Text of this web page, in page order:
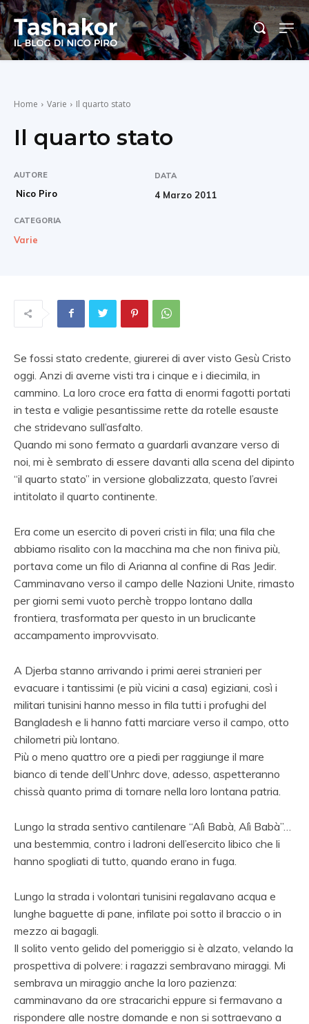
Home Varie Il quarto stato
Il quarto stato
AUTORE
Nico Piro
DATA
4 Marzo 2011
CATEGORIA
Varie
Se fossi stato credente, giurerei di aver visto Gesù Cristo
oggi. Anzi di averne visti tra i cinque e i diecimila, in
cammino. La loro croce era fatta di enormi fagotti portati
in testa e valigie pesantissime rette da rotelle esauste
che stridevano sull’asfalto.
Quando mi sono fermato a guardarli avanzare verso di
noi, mi è sembrato di essere davanti alla scena del dipinto
“il quarto stato” in versione globalizzata, questo l’avrei
intitolato il quarto continente.
Era come un esercito di poveri cristi in fila; una fila che
abbiamo risalito con la macchina ma che non finiva più,
portava come un filo di Arianna al confine di Ras Jedir.
Camminavano verso il campo delle Nazioni Unite, rimasto
per giorni semi vuoto perchè troppo lontano dalla
frontiera, trasformata per questo in un bruclicante
accampamento improvvisato.
A Djerba stanno arrivando i primi aerei stranieri per
evacuare i tantissimi (e più vicini a casa) egiziani, così i
militari tunisini hanno messo in fila tutti i profughi del
Bangladesh e li hanno fatti marciare verso il campo, otto
chilometri più lontano.
Più o meno quattro ore a piedi per raggiunge il mare
bianco di tende dell’Unhrc dove, adesso, aspetteranno
chissà quanto prima di tornare nella loro lontana patria.
Lungo la strada sentivo cantilenare “Alì Babà, Alì Babà”…
una bestemmia, contro i ladroni dell’esercito libico che li
hanno spogliati di tutto, quando erano in fuga.
Lungo la strada i volontari tunisini regalavano acqua e
lunghe baguette di pane, infilate poi sotto il braccio o in
mezzo ai bagagli.
Il solito vento gelido del pomeriggio si è alzato, velando la
prospettiva di polvere: i ragazzi sembravano miraggi. Mi
sembrava un miraggio anche la loro pazienza:
camminavano da ore stracarichi eppure si fermavano a
rispondere alle nostre domande e non si sottraevano a